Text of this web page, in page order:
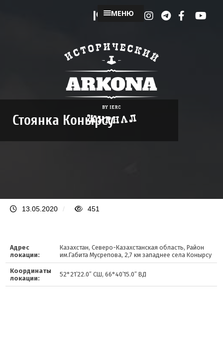
МЕНЮ
Стоянка Конырсу
13.05.2020 / 451
Адрес
локации:
Казахстан, Северо-Казахстанская область, Район
им.Габита Мусрепова, 2,7 км западнее села Конырсу
Координаты
локации:
52°21′22.0″ СШ, 66°40′15.0″ ВД